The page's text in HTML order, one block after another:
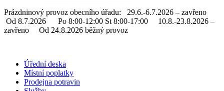
Prázdninový provoz obecního úřadu: 29.6.-6.7.2026 – zavřeno
Od 8.7.2026 Po 8:00-12:00 St 8:00-17:00 10.8.-23.8.2026 –
zavřeno Od 24.8.2026 běžný provoz
Úřední deska
Místní poplatky
Prodejna potravin